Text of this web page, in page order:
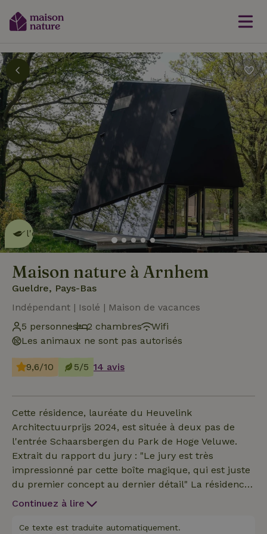
Cette Maison Nature fait de
l'effeten savoir plus
Maison nature à Arnhem
Gueldre, Pays-Bas
Indépendant | Isolé | Maison de vacances
5 personnes
2 chambres
Wifi
Les animaux ne sont pas autorisés
9,6/10 5/5 14 avis
Cette résidence, lauréate du Heuvelink
Architectuurprijs 2024, est située à deux pas de
l'entrée Schaarsbergen du Park de Hoge Veluwe.
Extrait du rapport du jury : "Le jury est très
impressionné par cette boîte magique, qui est juste
du premier concept au dernier détail" La résidence
est équipée de tout le confort moderne et est
aussi très adaptée à une escapade de week-end à
Continuez à lire
Ce texte est traduite automatiquement.